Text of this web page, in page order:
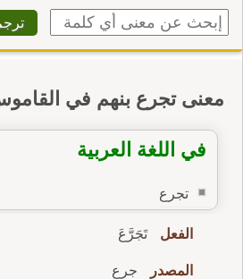
معنى تجرع بنهم في
في اللغة العربية
تجرع
الفعل تَجَرَّعَ
المصدر جرع